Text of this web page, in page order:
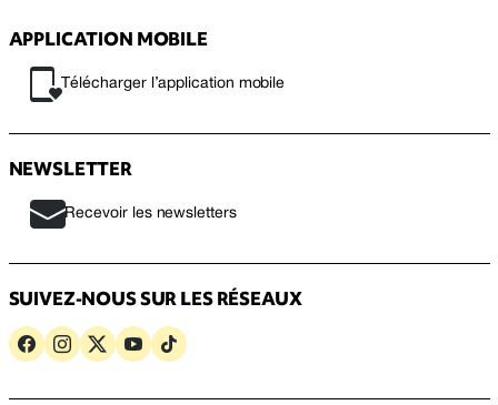
APPLICATION MOBILE
Télécharger l’application mobile
NEWSLETTER
Recevoir les newsletters
SUIVEZ-NOUS SUR LES RÉSEAUX